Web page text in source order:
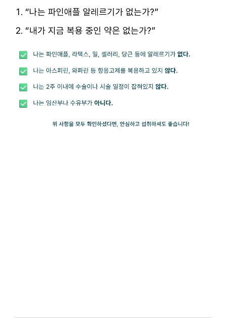
“나는 파인애플 알레르기가 없는가?”
“내가 지금 복용 중인 약은 없는가?”